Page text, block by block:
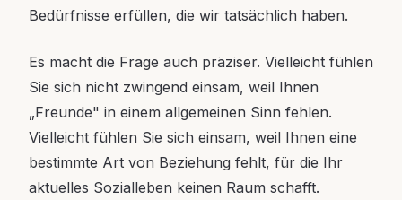
Bedürfnisse erfüllen, die wir tatsächlich haben.
Es macht die Frage auch präziser. Vielleicht fühlen
Sie sich nicht zwingend einsam, weil Ihnen
„Freunde" in einem allgemeinen Sinn fehlen.
Vielleicht fühlen Sie sich einsam, weil Ihnen eine
bestimmte Art von Beziehung fehlt, für die Ihr
aktuelles Sozialleben keinen Raum schafft.